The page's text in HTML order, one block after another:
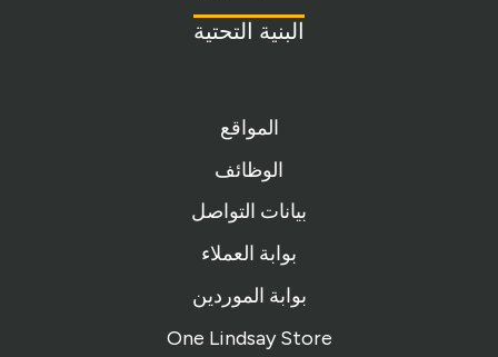
البنية التحتية
المواقع
الوظائف
بيانات التواصل
بوابة العملاء
بوابة الموردين
One Lindsay Store